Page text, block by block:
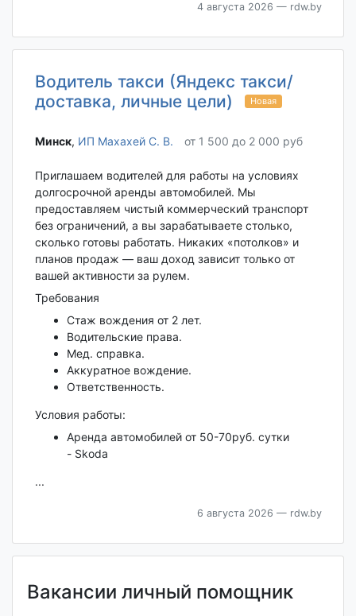
4 августа 2026 — rdw.by
Водитель такси (Яндекс такси/
доставка, личные цели)
Новая
Минск‎, ИП Махахей С. В. от 1 500 до 2 000 руб
Приглашаем водителей для работы на условиях
долгосрочной аренды автомобилей. Мы
предоставляем чистый коммерческий транспорт
без ограничений, а вы зарабатываете столько,
сколько готовы работать. Никаких «потолков» и
планов продаж — ваш доход зависит только от
вашей активности за рулем.
Требования
Стаж вождения от 2 лет.
Водительские права.
Мед. справка.
Аккуратное вождение.
Ответственность.
Условия работы:
Аренда автомобилей от 50-70руб. сутки
- Skoda
...
6 августа 2026 — rdw.by
Вакансии личный помощник